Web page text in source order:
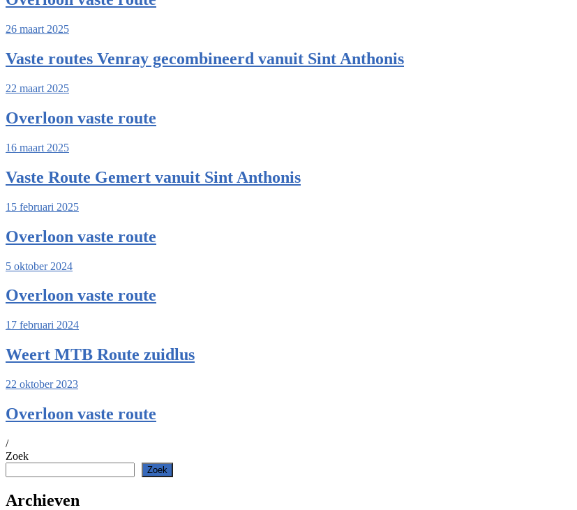
26 maart 2025
Vaste routes Venray gecombineerd vanuit Sint Anthonis
22 maart 2025
Overloon vaste route
16 maart 2025
Vaste Route Gemert vanuit Sint Anthonis
15 februari 2025
Overloon vaste route
5 oktober 2024
Overloon vaste route
17 februari 2024
Weert MTB Route zuidlus
22 oktober 2023
Overloon vaste route
/
Zoek
Zoek
Archieven